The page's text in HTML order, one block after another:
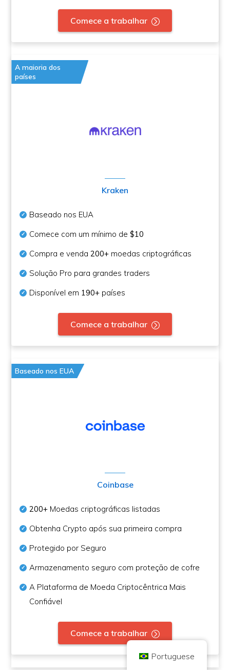
Comece a trabalhar
A maioria dos
países
Kraken
Baseado nos EUA
Comece com um mínimo de$10
Compra e venda200+ moedas criptográficas
Solução Pro para grandes traders
Disponível em 190+ países
Comece a trabalhar
Baseado nos EUA
Coinbase
200+ Moedas criptográficas listadas
Obtenha Crypto após sua primeira compra
Protegido por Seguro
Armazenamento seguro com proteção de cofre
A Plataforma de Moeda Criptocêntrica Mais
Confiável
Comece a trabalhar
Direitos autorais © 2026 Brilliant British Ltd, negociando como Coin
Kickoff
Endereço: 2nd Floor 167-169 Great Portland Street, Londres, Reino
Unido, W1W 5PF
O conteúdo é para fins informativos e não é um conselho de investimento. O
desempenho passado não é indicativo de resultados futuros. Investir em
Compensação de Serviços Financeiros do Reino Unido ou dentro do escopo
investimento em moeda criptográfica vem com risco e a moeda criptográfica
criptográfica.
POLÍTICA DE PRIVACIDADE CONTATE-NOS
Portuguese